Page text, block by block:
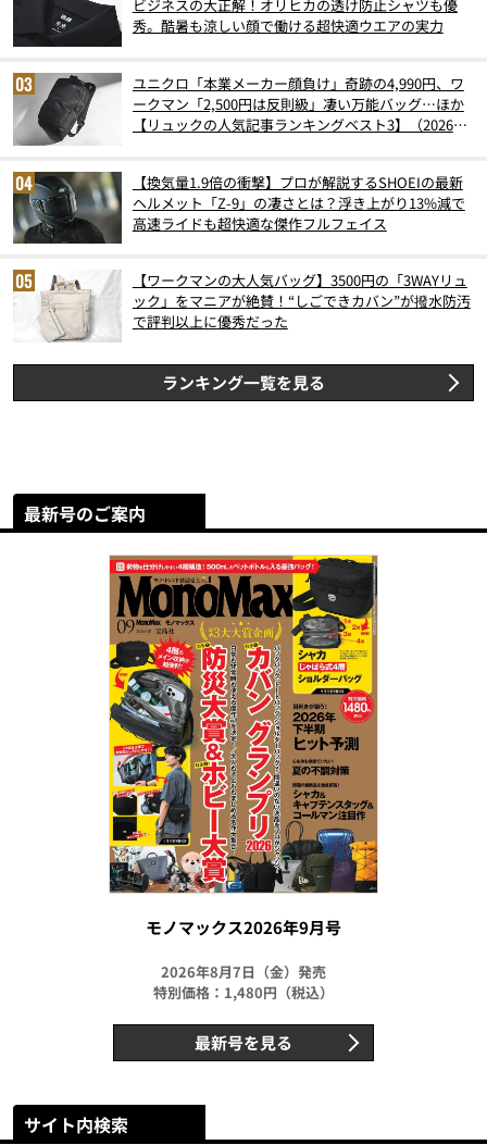
ビジネスの大正解！オリヒカの透け防止シャツも優
秀。酷暑も涼しい顔で働ける超快適ウエアの実力
ユニクロ「本業メーカー顔負け」奇跡の4,990円、ワ
ークマン「2,500円は反則級」凄い万能バッグ…ほか
【リュックの人気記事ランキングベスト3】（2026年
【換気量1.9倍の衝撃】プロが解説するSHOEIの最新
ヘルメット「Z-9」の凄さとは？浮き上がり13%減で
高速ライドも超快適な傑作フルフェイス
【ワークマンの大人気バッグ】3500円の「3WAYリュ
ック」をマニアが絶賛！“しごできカバン”が撥水防汚
で評判以上に優秀だった
ランキング一覧を見る
最新号のご案内
モノマックス2026年9月号
2026年8月7日（金）発売
特別価格：1,480円（税込）
最新号を見る
サイト内検索